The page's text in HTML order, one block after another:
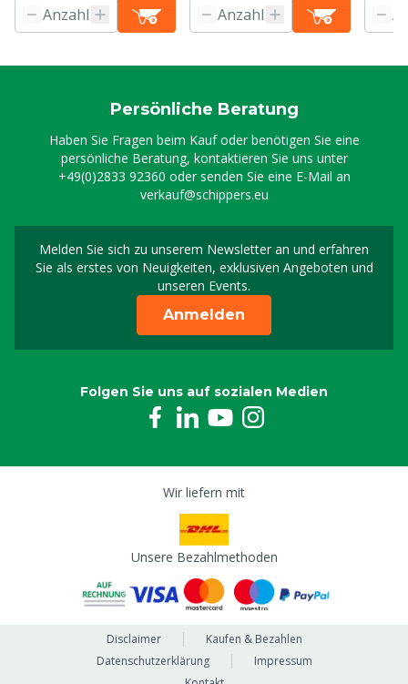
Persönliche Beratung
Haben Sie Fragen beim Kauf oder benötigen Sie eine
persönliche Beratung, kontaktieren Sie uns unter
+49(0)2833 92360 oder senden Sie eine E-Mail an
verkauf@schippers.eu
Melden Sie sich zu unserem Newsletter an und erfahren
Sie als erstes von Neuigkeiten, exklusiven Angeboten und
unseren Events.
Melden Sie sich für
Anmelden
Folgen Sie uns auf sozialen Medien
Wir liefern mit
Unsere Bezahlmethoden
Disclaimer
Kaufen & Bezahlen
Datenschutzerklärung
Impressum